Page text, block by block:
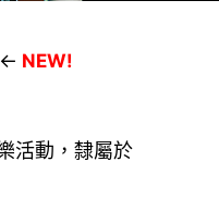
← NEW!
活動，隸屬於